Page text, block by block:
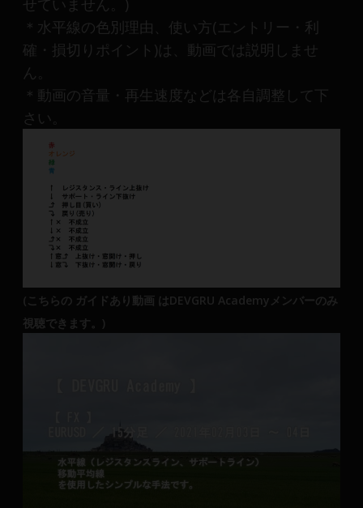
せていません。)
＊水平線の色別理由、使い方(エントリー・利
確・損切りポイント)は、動画では説明しませ
ん。
＊動画の音量・再生速度などは各自調整して下
さい。
(こちらの ガイドあり動画 はDEVGRU Academyメンバーのみ
視聴できます。)